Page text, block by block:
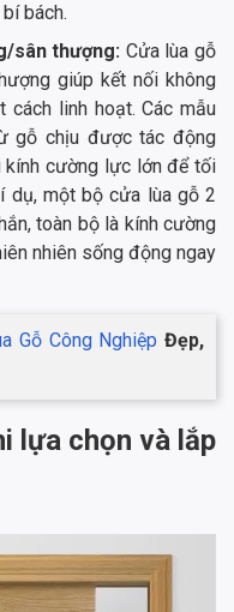
bách.
sân thượng: Cửa lùa gỗ
giúp kết nối không
cách linh hoạt. Các mẫu
gỗ chịu được tác động
cường lực lớn để tối
dụ, một bộ cửa lùa gỗ 2
toàn bộ là kính cường
nhiên sống động ngay
Gỗ Công Nghiệp Đẹp,
lựa chọn và lắp